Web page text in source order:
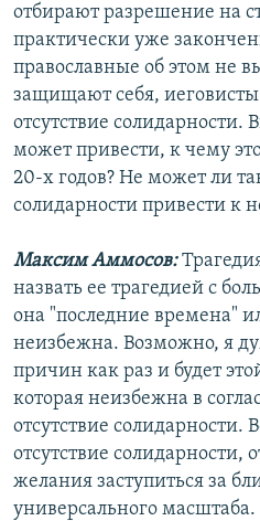
отбирают разрешение на
практически уже
православные об этом не
защищают себя,
отсутствие солидарности.
может привести, к чему
20-х годов? Не может ли
солидарности привести к
Максим Аммосов:
назвать ее трагедией с
она "последние времена"
неизбежна. Возможно, я
причин как раз и будет
которая неизбежна в
отсутствие солидарности.
отсутствие солидарности,
желания заступиться за
универсального